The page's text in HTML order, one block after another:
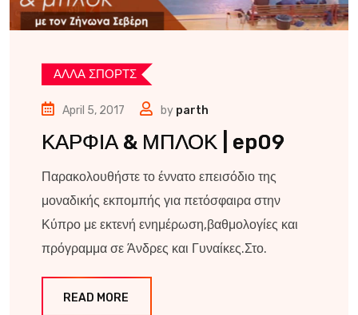
ΑΛΛΑ ΣΠΟΡΤΣ
April 5, 2017 by parth
ΚΑΡΦΙΑ & ΜΠΛΟΚ | ep09
Παρακολουθήστε το έννατο επεισόδιο της
μοναδικής εκπομπής για πετόσφαιρα στην
Κύπρο με εκτενή ενημέρωση,βαθμολογίες και
πρόγραμμα σε Άνδρες και Γυναίκες.Στο.
READ MORE